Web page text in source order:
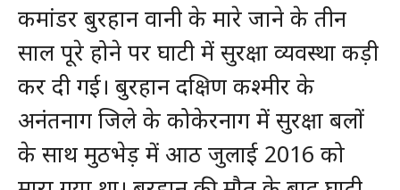
कमांडर बुरहान वानी के मारे जाने के तीन
साल पूरे होने पर घाटी में सुरक्षा व्यवस्था कड़ी
कर दी गई। बुरहान दक्षिण कश्मीर के
अनंतनाग जिले के कोकेरनाग में सुरक्षा बलों
के साथ मुठभेड़ में आठ जुलाई 2016 को